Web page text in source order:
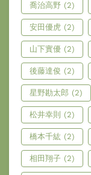
喬治高野 (2)
安田優虎 (2)
山下實優 (2)
後藤達俊 (2)
星野勘太郎 (2)
松井幸則 (2)
橋本千紘 (2)
相田翔子 (2)